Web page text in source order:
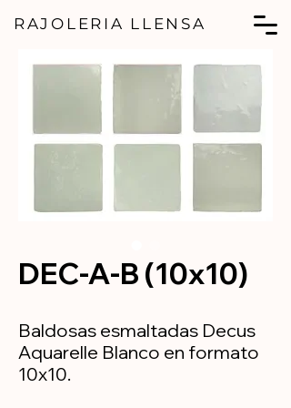
RAJOLERIA LLENSA
DEC-A-B (10x10)
Baldosas esmaltadas Decus
Aquarelle Blanco en formato
10x10.